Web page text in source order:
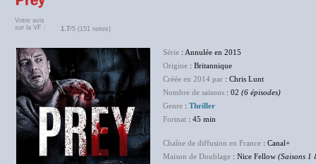
Votre avis
sur la VF :
1.7/5 (151 notes)
Série : Annulée en 2015
Origine : Britannique
Créée en 2014 par : Chris Lunt
Nombre de saisons : 02 (6 épisodes)
Genre : Thriller
Format : 45 min
Chaîne de diffusion en France : Canal+
Maison de Doublage : Nice Fellow (Saisons 1